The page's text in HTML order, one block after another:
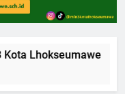
Lhokseumawe